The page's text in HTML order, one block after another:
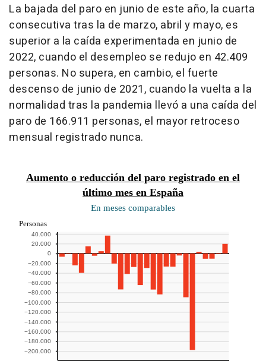
La bajada del paro en junio de este año, la cuarta
consecutiva tras la de marzo, abril y mayo, es
superior a la caída experimentada en junio de
2022, cuando el desempleo se redujo en 42.409
personas. No supera, en cambio, el fuerte
descenso de junio de 2021, cuando la vuelta a la
normalidad tras la pandemia llevó a una caída del
paro de 166.911 personas, el mayor retroceso
mensual registrado nunca.